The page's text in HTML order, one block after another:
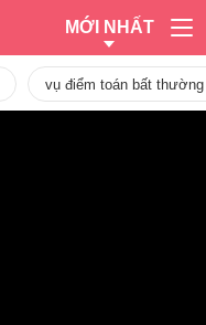
MỚI NHẤT
vụ điểm toán bất